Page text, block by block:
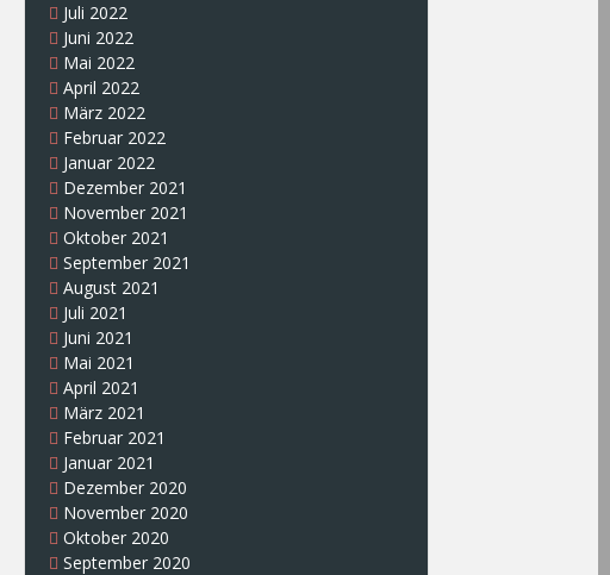
Juli 2022
Juni 2022
Mai 2022
April 2022
März 2022
Februar 2022
Januar 2022
Dezember 2021
November 2021
Oktober 2021
September 2021
August 2021
Juli 2021
Juni 2021
Mai 2021
April 2021
März 2021
Februar 2021
Januar 2021
Dezember 2020
November 2020
Oktober 2020
September 2020